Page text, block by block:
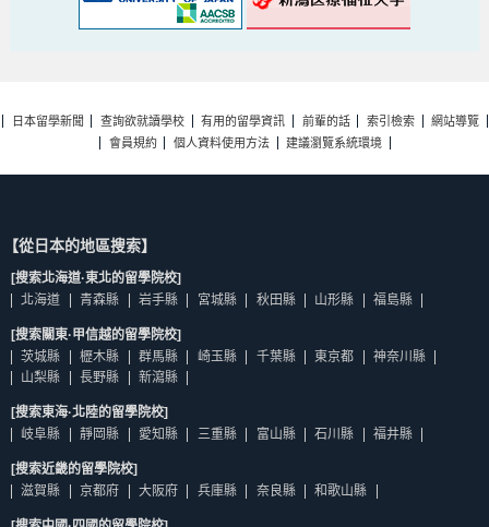
日本留學新聞 查詢欲就讀學校 有用的留學資訊 前輩的話 索引檢索
網站導覽
會員規約
個人資料使用方法 建議瀏覽系統環境
【從日本的地區搜索】
[搜索北海道·東北的留學院校]
北海道
青森縣 岩手縣 宮城縣 秋田縣 山形縣 福島縣
[搜索關東·甲信越的留學院校]
茨城縣
櫪木縣 群馬縣 崎玉縣 千葉縣 東京都
神奈川縣
山梨縣
長野縣 新瀉縣
[搜索東海·北陸的留學院校]
岐阜縣
靜岡縣 愛知縣 三重縣 富山縣 石川縣 福井縣
[搜索近畿的留學院校]
滋賀縣
京都府 大阪府 兵庫縣 奈良縣 和歌山縣